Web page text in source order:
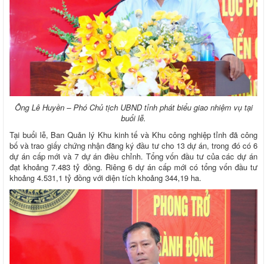
Ông Lê Huyền – Phó Chủ tịch UBND tỉnh phát biểu giao nhiệm vụ tại
buổi lễ.
Tại buổi lễ, Ban Quản lý Khu kinh tế và Khu công nghiệp tỉnh đã công
bố và trao giấy chứng nhận đăng ký đầu tư cho 13 dự án, trong đó có 6
dự án cấp mới và 7 dự án điều chỉnh. Tổng vốn đầu tư của các dự án
đạt khoảng 7.483 tỷ đồng. Riêng 6 dự án cấp mới có tổng vốn đầu tư
khoảng 4.531,1 tỷ đồng với diện tích khoảng 344,19 ha.